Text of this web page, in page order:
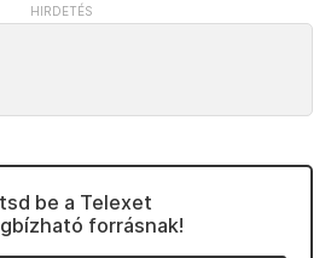
be a Telexet
forrásnak!